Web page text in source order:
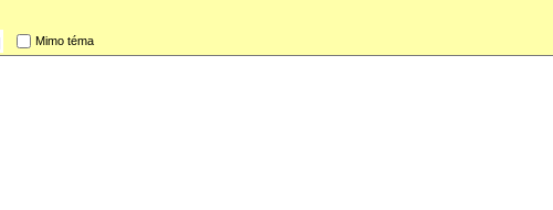
Mimo téma